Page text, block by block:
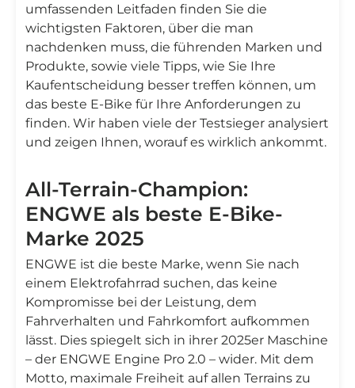
umfassenden Leitfaden finden Sie die
wichtigsten Faktoren, über die man
nachdenken muss, die führenden Marken und
Produkte, sowie viele Tipps, wie Sie Ihre
Kaufentscheidung besser treffen können, um
das beste E-Bike für Ihre Anforderungen zu
finden. Wir haben viele der Testsieger analysiert
und zeigen Ihnen, worauf es wirklich ankommt.
All-Terrain-Champion:
ENGWE als beste E-Bike-
Marke 2025
ENGWE ist die beste Marke, wenn Sie nach
einem Elektrofahrrad suchen, das keine
Kompromisse bei der Leistung, dem
Fahrverhalten und Fahrkomfort aufkommen
lässt. Dies spiegelt sich in ihrer 2025er Maschine
– der ENGWE Engine Pro 2.0 – wider. Mit dem
Motto, maximale Freiheit auf allen Terrains zu